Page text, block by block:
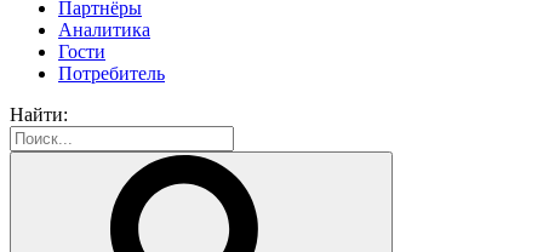
Партнёры
Аналитика
Гости
Потребитель
Найти: